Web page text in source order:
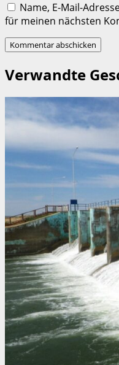
Name, E-Mail-
für meinen nächsten
Verwandte